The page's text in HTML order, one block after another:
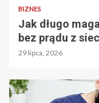
BIZNES
Jak długo
bez prądu z
29 lipca, 2026